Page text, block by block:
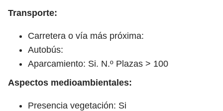
Transporte:
Carretera o vía más próxima:
Autobús:
Aparcamiento: Si. N.º Plazas > 100
Aspectos medioambientales:
Presencia vegetación: Si